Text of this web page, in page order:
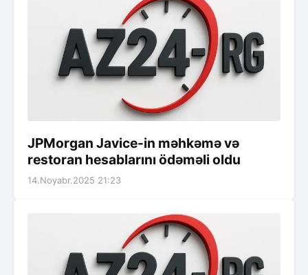
JPMorgan Javice-in məhkəmə və
restoran hesablarını ödəməli oldu
14.Noyabr.2025 21:23